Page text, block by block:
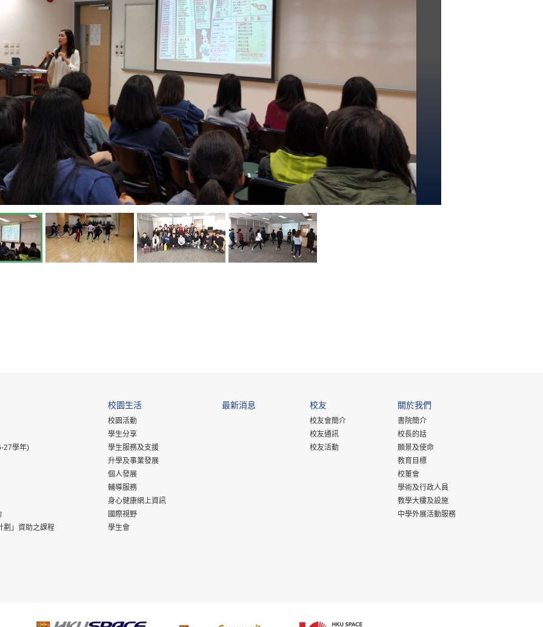
27學年)
劃」資助之課程
校園生活
校園活動
學生分享
學生服務及支援
升學及事業發展
個人發展
輔導服務
身心健康網上資訊
國際視野
學生會
最新消息 校友
校友會簡介
校友通訊
校友活動
關於我們
書院簡介
校長的話
願景及使命
教育目標
校董會
學術及行政人員
教學大樓及設施
中學外展活動服務